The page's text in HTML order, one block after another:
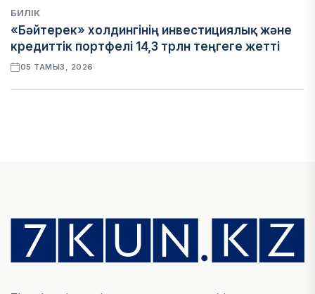
БИЛІК
«Бәйтерек» холдингінің инвестициялық және
кредиттік портфелі 14,3 трлн теңгеге жетті
05 ТАМЫЗ, 2026
ҚАРЖЫ
Отбасы банктің қолдауымен 1,5 жыл ішінде 40
мыңға жуық отбасы қоныс тойын тойлады